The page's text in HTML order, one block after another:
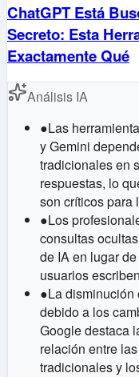
ChatGPT Está
Secreto: Esta
Exactamente Qué
Análisis IA
●Las
y Gemini
tradicionales en
respuestas, lo
son críticos para
●Los
consultas
de IA en lugar
usuarios
●La disminución
debido a los
Google destaca
relación entre
tradicionales y